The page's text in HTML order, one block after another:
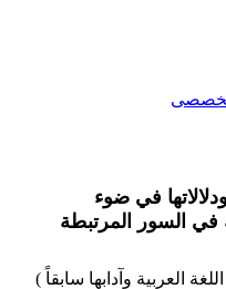
تخصصی
في ضوء
في السور المرتبطة
العربیة وآدابها سابقاً )